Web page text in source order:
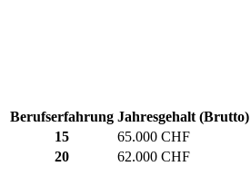
Berufserfahrung Jahresgehalt (Brutto)
15
65.000 CHF
20
62.000 CHF